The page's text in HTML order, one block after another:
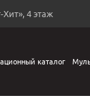
4 этаж
каталог